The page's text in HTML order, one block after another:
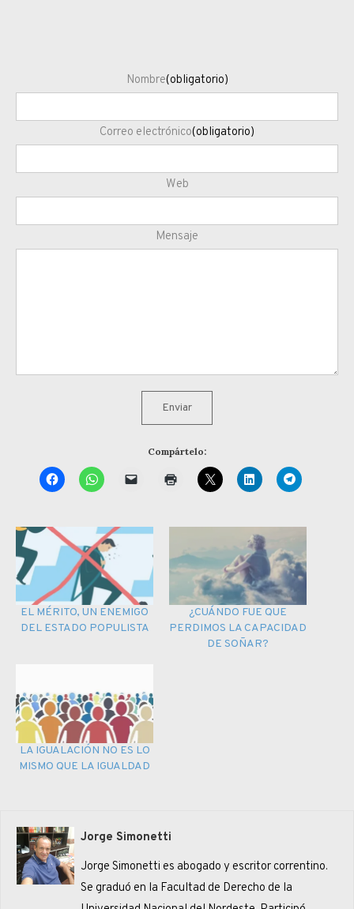
Nombre(obligatorio)
Correo electrónico(obligatorio)
Web
Mensaje
Enviar
Compártelo:
EL MÉRITO, UN ENEMIGO
DEL ESTADO POPULISTA
¿CUÁNDO FUE QUE
PERDIMOS LA CAPACIDAD
DE SOÑAR?
LA IGUALACIÓN NO ES LO
MISMO QUE LA IGUALDAD
Jorge Simonetti
Jorge Simonetti es abogado y escritor correntino.
Se graduó en la Facultad de Derecho de la